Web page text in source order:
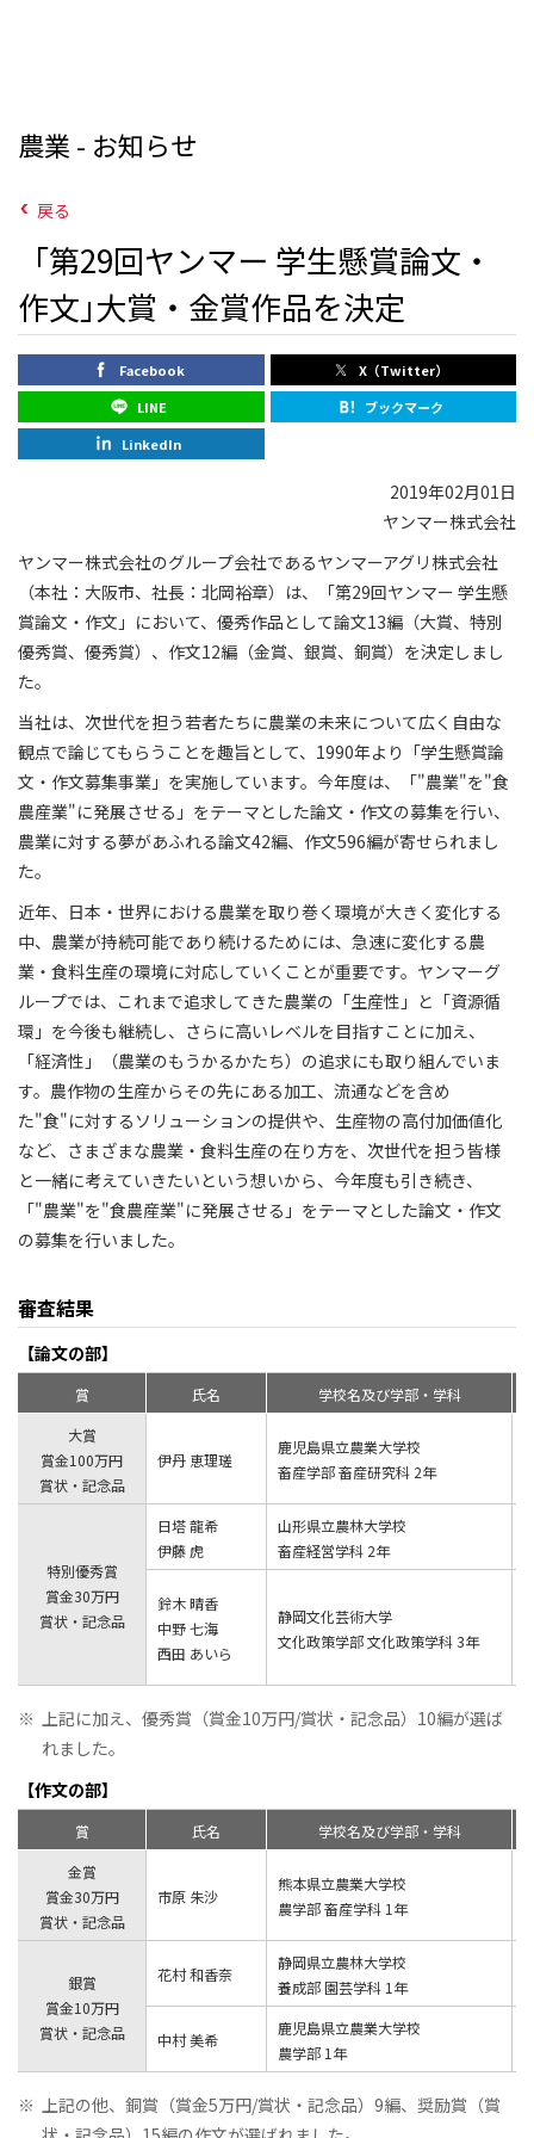
農業 - お知らせ
戻る
「第29回ヤンマー 学生懸賞論文・
作文｣大賞・金賞作品を決定
Facebook
X（Twitter）
LINE
ブックマーク
LinkedIn
2019年02月01日
ヤンマー株式会社
ヤンマー株式会社のグループ会社であるヤンマーアグリ株式会社
（本社：大阪市、社長：北岡裕章）は、「第29回ヤンマー 学生懸
賞論文・作文」において、優秀作品として論文13編（大賞、特別
優秀賞、優秀賞）、作文12編（金賞、銀賞、銅賞）を決定しまし
た。
当社は、次世代を担う若者たちに農業の未来について広く自由な
観点で論じてもらうことを趣旨として、1990年より「学生懸賞論
文・作文募集事業」を実施しています。今年度は、「"農業"を"食
農産業"に発展させる」をテーマとした論文・作文の募集を行い、
農業に対する夢があふれる論文42編、作文596編が寄せられまし
た。
近年、日本・世界における農業を取り巻く環境が大きく変化する
中、農業が持続可能であり続けるためには、急速に変化する農
業・食料生産の環境に対応していくことが重要です。ヤンマーグ
ループでは、これまで追求してきた農業の「生産性」と「資源循
環」を今後も継続し、さらに高いレベルを目指すことに加え、
「経済性」（農業のもうかるかたち）の追求にも取り組んでいま
す。農作物の生産からその先にある加工、流通などを含め
た"食"に対するソリューションの提供や、生産物の高付加価値化
など、さまざまな農業・食料生産の在り方を、次世代を担う皆様
と一緒に考えていきたいという想いから、今年度も引き続き、
「"農業"を"食農産業"に発展させる」をテーマとした論文・作文
の募集を行いました。
審査結果
【論文の部】
賞 氏名
学校名及び学部・学科
大賞
賞金100万円
賞状・記念品
伊丹 恵理瑳
鹿児島県立農業大学校
畜産学部 畜産研究科 2年
特別優秀賞
賞金30万円
賞状・記念品
日塔 龍希
伊藤 虎
山形県立農林大学校
畜産経営学科 2年
鈴木 晴香
中野 七海
西田 あいら
静岡文化芸術大学
文化政策学部 文化政策学科 3年
※
上記に加え、優秀賞（賞金10万円/賞状・記念品）10編が選ば
れました。
【作文の部】
賞 氏名
学校名及び学部・学科
金賞
賞金30万円
賞状・記念品
市原 朱沙
熊本県立農業大学校
農学部 畜産学科 1年
銀賞
賞金10万円
賞状・記念品
花村 和香奈
静岡県立農林大学校
養成部 園芸学科 1年
中村 美希
鹿児島県立農業大学校
農学部 1年
※
上記の他、銅賞（賞金5万円/賞状・記念品）9編、奨励賞（賞